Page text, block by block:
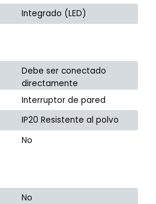
Integrado (LED)
Debe ser conectado
directamente
Interruptor de pared
IP20 Resistente al polvo
No
No